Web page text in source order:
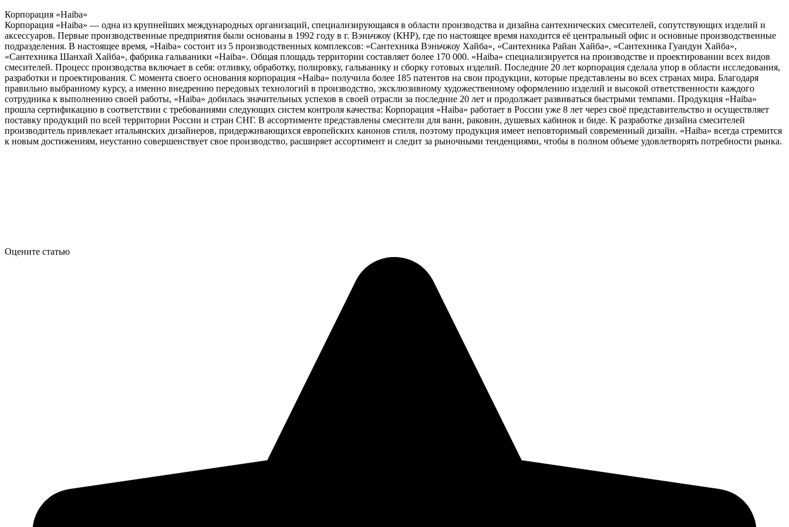
Корпорация «Haiba»
Корпорация «Haiba» — одна из крупнейших международных организаций, специализирующаяся в области производства и дизайна сантехнических смесителей, сопутствующих изделий и
аксессуаров. Первые производственные предприятия были основаны в 1992 году в г. Вэньчжоу (КНР), где по настоящее время находится её центральный офис и основные производственные
подразделения. В настоящее время, «Haiba» состоит из 5 производственных комплексов: «Сантехника Вэньчжоу Хайба», «Сантехника Райан Хайба», «Сантехника Гуандун Хайба»,
«Сантехника Шанхай Хайба», фабрика гальваники «Haiba». Общая площадь территории составляет более 170 000. «Haiba» специализируется на производстве и проектировании всех видов
смесителей. Процесс производства включает в себя: отливку, обработку, полировку, гальванику и сборку готовых изделий. Последние 20 лет корпорация сделала упор в области исследования,
разработки и проектирования. С момента своего основания корпорация «Haiba» получила более 185 патентов на свои продукции, которые представлены во всех странах мира. Благодаря
правильно выбранному курсу, а именно внедрению передовых технологий в производство, эксклюзивному художественному оформлению изделий и высокой ответственности каждого
сотрудника к выполнению своей работы, «Haiba» добилась значительных успехов в своей отрасли за последние 20 лет и продолжает развиваться быстрыми темпами. Продукция «Haiba»
прошла сертификацию в соответствии с требованиями следующих систем контроля качества: Корпорация «Haiba» работает в России уже 8 лет через своё представительство и осуществляет
поставку продукций по всей территории России и стран СНГ. В ассортименте представлены смесители для ванн, раковин, душевых кабинок и биде. К разработке дизайна смесителей
производитель привлекает итальянских дизайнеров, придерживающихся европейских канонов стиля, поэтому продукция имеет неповторимый современный дизайн. «Haiba» всегда стремится
к новым достижениям, неустанно совершенствует свое производство, расширяет ассортимент и следит за рыночными тенденциями, чтобы в полном объеме удовлетворять потребности рынка.
Оцените статью